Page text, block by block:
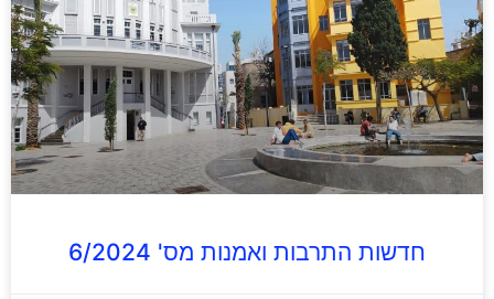
חדשות התרבות ואמנות מס' 6/2024